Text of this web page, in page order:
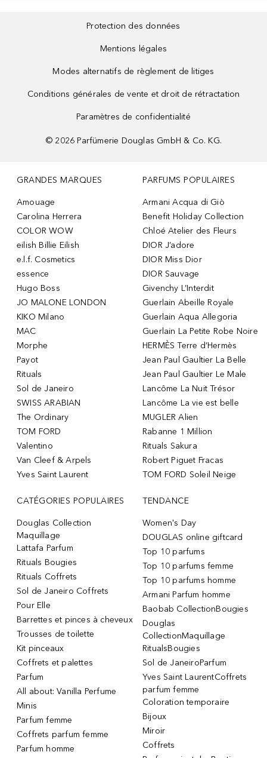
Protection des données
Mentions légales
Modes alternatifs de règlement de litiges
Conditions générales de vente et droit de rétractation
Paramètres de confidentialité
© 2026 Parfümerie Douglas GmbH & Co. KG.
GRANDES MARQUES
Amouage
Carolina Herrera
COLOR WOW
eilish Billie Eilish
e.l.f. Cosmetics
essence
Hugo Boss
JO MALONE LONDON
KIKO Milano
MAC
Morphe
Payot
Rituals
Sol de Janeiro
SWISS ARABIAN
The Ordinary
TOM FORD
Valentino
Van Cleef & Arpels
Yves Saint Laurent
PARFUMS POPULAIRES
Armani Acqua di Giò
Benefit Holiday Collection
Chloé Atelier des Fleurs
DIOR J’adore
DIOR Miss Dior
DIOR Sauvage
Givenchy L’Interdit
Guerlain Abeille Royale
Guerlain Aqua Allegoria
Guerlain La Petite Robe Noire
HERMÈS Terre d’Hermès
Jean Paul Gaultier La Belle
Jean Paul Gaultier Le Male
Lancôme La Nuit Trésor
Lancôme La vie est belle
MUGLER Alien
Rabanne 1 Million
Rituals Sakura
Robert Piguet Fracas
TOM FORD Soleil Neige
CATÉGORIES POPULAIRES
Douglas Collection
Maquillage
Lattafa Parfum
Rituals Bougies
Rituals Coffrets
Sol de Janeiro Coffrets
Pour Elle
Barrettes et pinces à cheveux
Trousses de toilette
Kit pinceaux
Coffrets et palettes
Parfum
All about: Vanilla Perfume
Minis
Parfum femme
Coffrets parfum femme
Parfum homme
TENDANCE
Women's Day
DOUGLAS online giftcard
Top 10 parfums
Top 10 parfums femme
Top 10 parfums homme
Armani Parfum homme
Baobab CollectionBougies
Douglas
CollectionMaquillage
RitualsBougies
Sol de JaneiroParfum
Yves Saint LaurentCoffrets
parfum femme
Coloration temporaire
Bijoux
Miroir
Coffrets